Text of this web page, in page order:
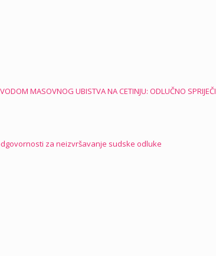
MASOVNOG UBISTVA NA CETINJU: ODLUČNO
za neizvršavanje sudske odluke